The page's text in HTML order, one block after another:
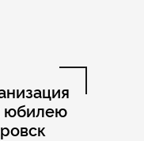
юбилею